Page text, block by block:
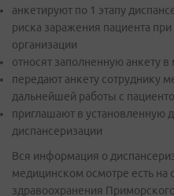
анкетируют по 1 этапу
риска заражения пациента
организации
относят заполненную анкету
передают анкету сотруднику
дальнейшей работы с
приглашают в установленную
диспансеризации
Вся информация о
медицинском осмотре есть на
здравоохранения